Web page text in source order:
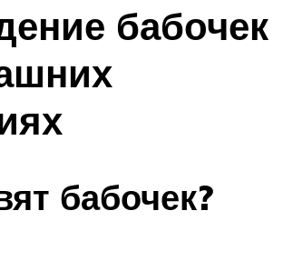
бабочек
бабочек?